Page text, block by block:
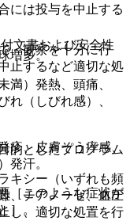
には投与を中止する
増多。
）発熱、頭痛、
れ（しびれ感）、
疹、皮膚そう痒感、
発汗。
［このような症状が
］。
、観察を十分に行
止するなど適切な処
キシー（いずれも頻
、チアノーゼ、血圧
し、適切な処置を行
文書および安全性
的としたプログラム